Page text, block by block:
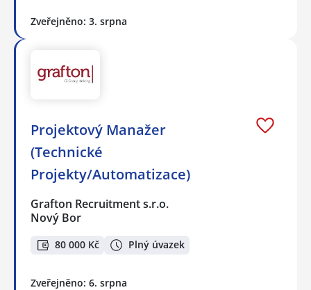
Zveřejněno: 3. srpna
Projektový Manažer
(Technické
Projekty/Automatizace)
Grafton Recruitment s.r.o.
Nový Bor
80 000 Kč Plný úvazek
Zveřejněno: 6. srpna